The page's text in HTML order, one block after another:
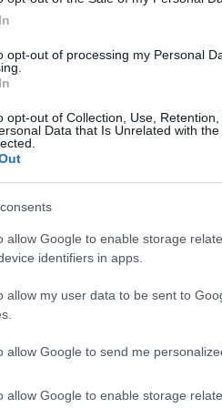
opt-out of processing my Personal
opt-out of Collection, Use,
Data that Is Unrelated with
allow Google to enable storage
identifiers in apps.
allow my user data to be sent to
allow Google to send me
allow Google to enable storage
lakosság
válsághelyzetekre,
esetleges
felszereléseket
2025. MÁRCIUS 31. ● HAMU ÉS
mindenkit az…